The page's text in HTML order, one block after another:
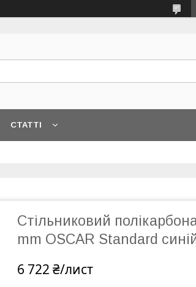
СТАТТІ
Стільниковий
mm OSCAR Standard
6 722 ₴/лист